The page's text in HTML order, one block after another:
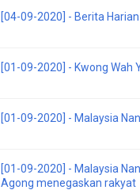
[04-09-2020] - Berita
[01-09-2020] - Kwong Wah
[01-09-2020] - Malaysia
[01-09-2020] - Malaysia
Agong menegaskan rakyat